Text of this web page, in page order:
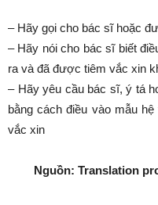
– Hãy gọi cho bác sĩ hoặc
– Hãy nói cho bác sĩ biết
ra và đã được tiêm vắc xin
– Hãy yêu cầu bác sĩ, ý tá
bằng cách điều vào mẫu
vắc xin
Nguồn: Translation